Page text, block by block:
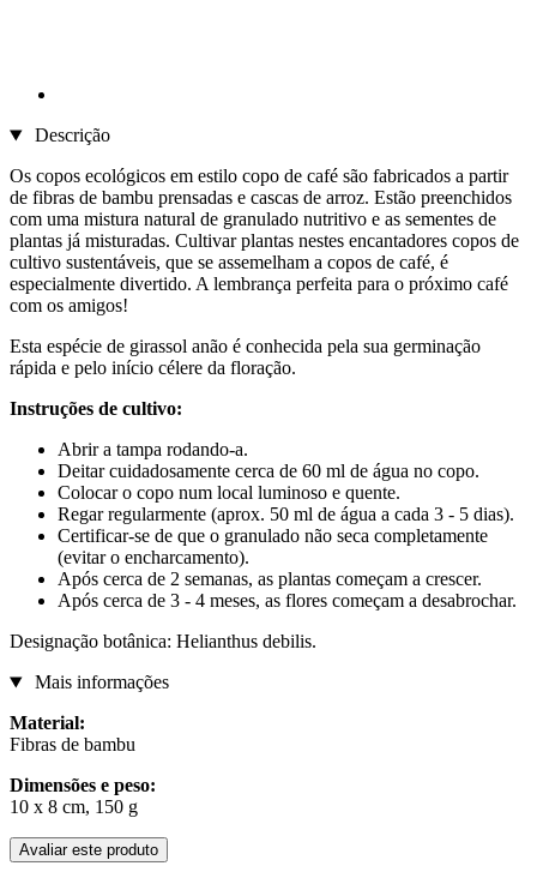
Descrição
Os copos ecológicos em estilo copo de café são fabricados a partir
de fibras de bambu prensadas e cascas de arroz. Estão preenchidos
com uma mistura natural de granulado nutritivo e as sementes de
plantas já misturadas. Cultivar plantas nestes encantadores copos de
cultivo sustentáveis, que se assemelham a copos de café, é
especialmente divertido. A lembrança perfeita para o próximo café
com os amigos!
Esta espécie de girassol anão é conhecida pela sua germinação
rápida e pelo início célere da floração.
Instruções de cultivo:
Abrir a tampa rodando-a.
Deitar cuidadosamente cerca de 60 ml de água no copo.
Colocar o copo num local luminoso e quente.
Regar regularmente (aprox. 50 ml de água a cada 3 - 5 dias).
Certificar-se de que o granulado não seca completamente
(evitar o encharcamento).
Após cerca de 2 semanas, as plantas começam a crescer.
Após cerca de 3 - 4 meses, as flores começam a desabrochar.
Designação botânica: Helianthus debilis.
Mais informações
Material:
Fibras de bambu
Dimensões e peso:
10 x 8 cm, 150 g
Avaliar este produto